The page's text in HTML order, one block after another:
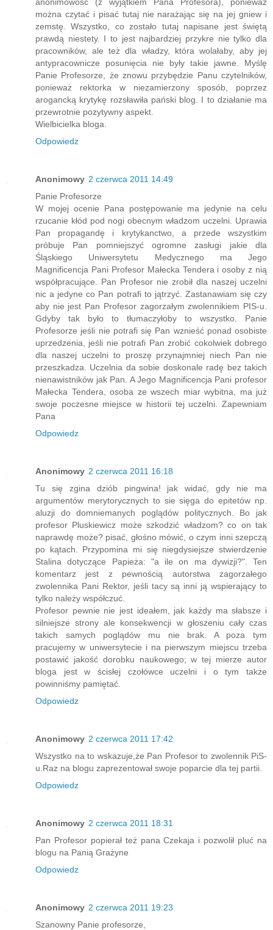
można czytać i pisać tutaj nie narażając się na jej gniew i
zemstę. Wszystko, co zostało tutaj napisane jest świętą
prawdą niestety. I to jest najbardziej przykre nie tylko dla
pracowników, ale też dla władzy, która wolałaby, aby jej
antypracownicze posunięcia nie były takie jawne. Myślę
Panie Profesorze, że znowu przybędzie Panu czytelników,
ponieważ rektorka w niezamierzony sposób, poprzez
arogancką krytykę rozsławiła pański blog. I to działanie ma
przewrotnie pozytywny aspekt.
Wielbicielka bloga.
Odpowiedz
Anonimowy 2 czerwca 2011 14:49
Panie Profesorze
W mojej ocenie Pana postępowanie ma jedynie na celu
rzucanie kłód pod nogi obecnym władzom uczelni. Uprawia
Pan propagandę i krytykanctwo, a przede wszystkim
próbuje Pan pomniejszyć ogromne zasługi jakie dla
Śląskiego Uniwersytetu Medycznego ma Jego
Magnificencja Pani Profesor Małecka Tendera i osoby z nią
współpracujące. Pan Profesor nie zrobił dla naszej uczelni
nic a jedyne co Pan potrafi to jątrzyć. Zastanawiam się czy
aby nie jest Pan Profesor zagorzałym zwolennikiem PIS-u.
Gdyby tak było to tłumaczyłoby to wszystko. Panie
Profesorze jeśli nie potrafi się Pan wznieść ponad osobiste
uprzedzenia, jeśli nie potrafi Pan zrobić cokolwiek dobrego
dla naszej uczelni to proszę przynajmniej niech Pan nie
przeszkadza. Uczelnia da sobie doskonale radę bez takich
nienawistników jak Pan. A Jego Magnificencja Pani profesor
Małecka Tendera, osoba ze wszech miar wybitna, ma już
swoje poczesne miejsce w historii tej uczelni. Zapewniam
Pana
Odpowiedz
Anonimowy 2 czerwca 2011 16:18
Tu się zgina dziób pingwina! jak widać, gdy nie ma
argumentów merytorycznych to sie sięga do epitetów np.
aluzji do domniemanych poglądów politycznych. Bo jak
profesor Pluskiewicz może szkodzić władzom? co on tak
naprawdę może? pisać, głośno mówić, o czym inni szepczą
po kątach. Przypomina mi się niegdysiejsze stwierdzenie
Stalina dotyczące Papieża: "a ile on ma dywizji?". Ten
komentarz jest z pewnością autorstwa zagorzałego
zwolennika Pani Rektor, jeśli tacy są inni ją wspierający to
tylko należy współczuć.
Profesor pewnie nie jest ideałem, jak każdy ma słabsze i
silniejsze strony ale konsekwencji w głoszeniu cały czas
takich samych poglądów mu nie brak. A poza tym
pracujemy w uniwersytecie i na pierwszym miejscu trzeba
postawić jakość dorobku naukowego; w tej mierze autor
bloga jest w ścisłej czołówce uczelni i o tym także
powinniśmy pamiętać.
Odpowiedz
Anonimowy 2 czerwca 2011 17:42
Wszystko na to wskazuje,że Pan Profesor to zwolennik PiS-
u.Raz na blogu zaprezentował swoje poparcie dla tej partii.
Odpowiedz
Anonimowy 2 czerwca 2011 18:31
Pan Profesor popierał też pana Czekaja i pozwolił pluć na
blogu na Panią Grażyne
Odpowiedz
Anonimowy 2 czerwca 2011 19:23
Szanowny Panie profesorze,